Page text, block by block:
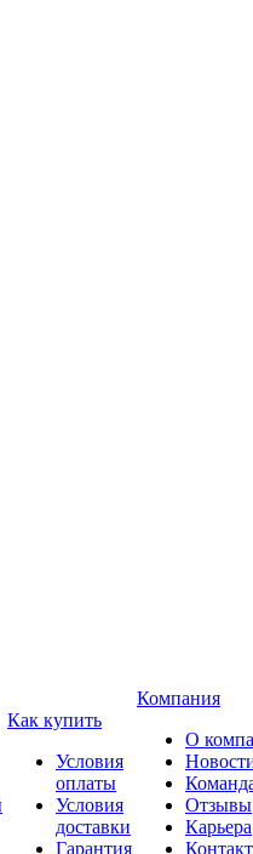
Как купить
Условия
оплаты
Условия
доставки
Гарантия
Компания
О
Отзывы
Карьера